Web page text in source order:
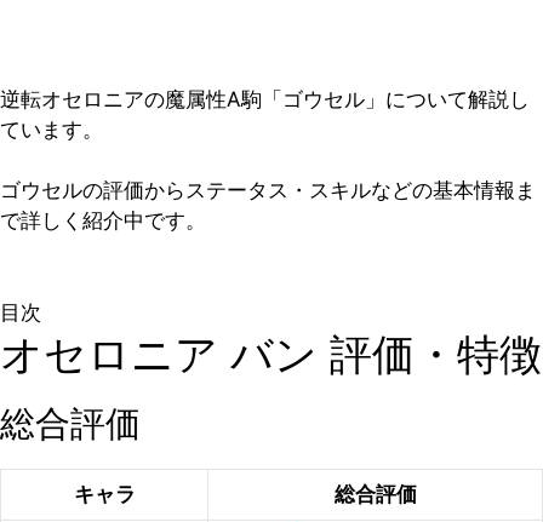
逆転オセロニアの魔属性A駒「ゴウセル」について解説し
ています。
ゴウセルの評価からステータス・スキルなどの基本情報ま
で詳しく紹介中です。
目次
オセロニア バン 評価・特徴
総合評価
キャラ 総合評価